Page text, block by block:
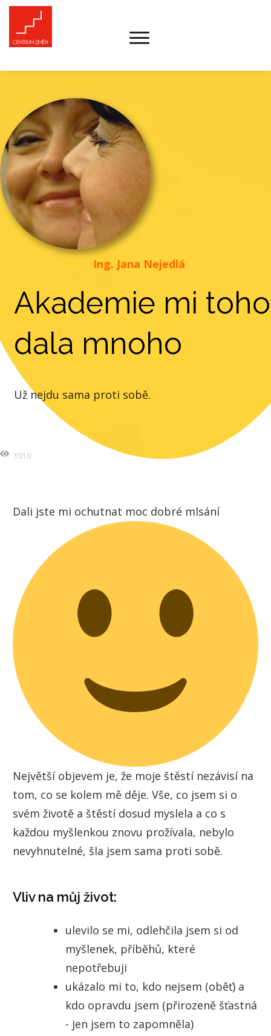
Ing. Jana Nejedlá
Akademie mi toho
dala mnoho
Už nejdu sama proti sobě.
1010
Dali jste mi ochutnat moc dobré mlsání
Největší objevem je, že moje štěstí nezávisí na
tom, co se kolem mě děje. Vše, co jsem si o
svém životě a štěstí dosud myslela a co s
každou myšlenkou znovu prožívala, nebylo
nevyhnutelné, šla jsem sama proti sobě.
Vliv na můj život:
ulevilo se mi, odlehčila jsem si od
myšlenek, příběhů, které
nepotřebuji
ukázalo mi to, kdo nejsem (oběť) a
kdo opravdu jsem (přirozeně šťastná
- jen jsem to zapomněla)